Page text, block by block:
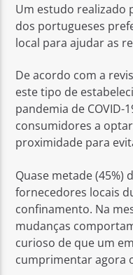
Rádio No ar
Um estudo realizado
dos portugueses
local para ajudar as
De acordo com a
este tipo de
pandemia de COVID-
consumidores a
proximidade para
Quase metade (45%)
fornecedores locais
confinamento. Na
mudanças
curioso de que um
cumprimentar agora